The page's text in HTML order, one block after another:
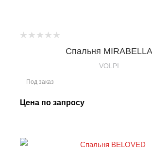
Спальня MIRABELLA
VOLPI
Под заказ
Цена по запросу